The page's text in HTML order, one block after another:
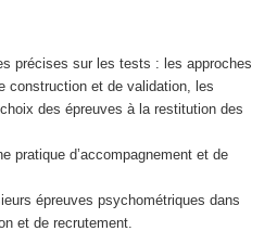
précises sur les tests : les approches
construction et de validation, les
des épreuves à la restitution des
pratique d’accompagnement et de
épreuves psychométriques dans
et de recrutement.